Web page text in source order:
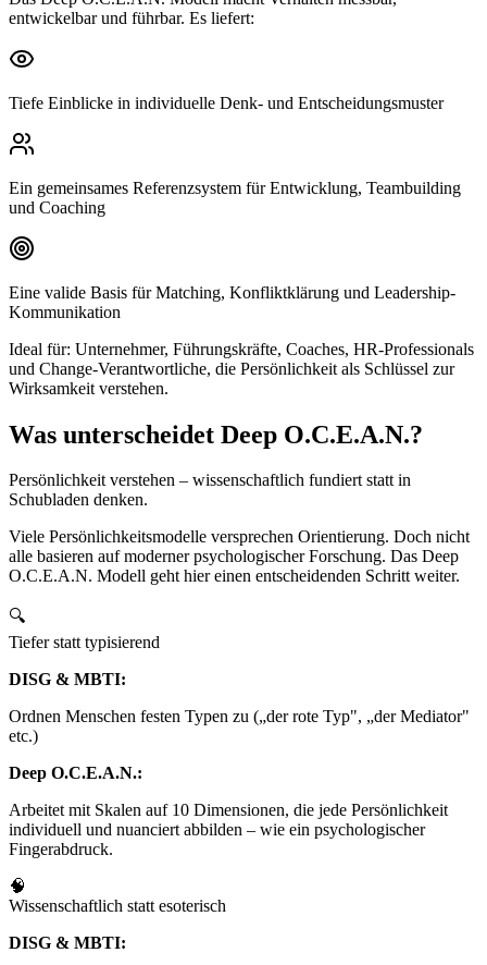
entwickelbar und führbar. Es liefert:
Tiefe Einblicke in individuelle Denk- und Entscheidungsmuster
Ein gemeinsames Referenzsystem für Entwicklung, Teambuilding
und Coaching
Eine valide Basis für Matching, Konfliktklärung und Leadership-
Kommunikation
Ideal für: Unternehmer, Führungskräfte, Coaches, HR-Professionals
und Change-Verantwortliche, die Persönlichkeit als Schlüssel zur
Wirksamkeit verstehen.
Was unterscheidet Deep O.C.E.A.N.?
Persönlichkeit verstehen – wissenschaftlich fundiert statt in
Schubladen denken.
Viele Persönlichkeitsmodelle versprechen Orientierung. Doch nicht
alle basieren auf moderner psychologischer Forschung. Das Deep
O.C.E.A.N. Modell geht hier einen entscheidenden Schritt weiter.
🔍
Tiefer statt typisierend
DISG & MBTI:
Ordnen Menschen festen Typen zu („der rote Typ", „der Mediator"
etc.)
Deep O.C.E.A.N.:
Arbeitet mit Skalen auf 10 Dimensionen, die jede Persönlichkeit
individuell und nuanciert abbilden – wie ein psychologischer
Fingerabdruck.
🧠
Wissenschaftlich statt esoterisch
DISG & MBTI: